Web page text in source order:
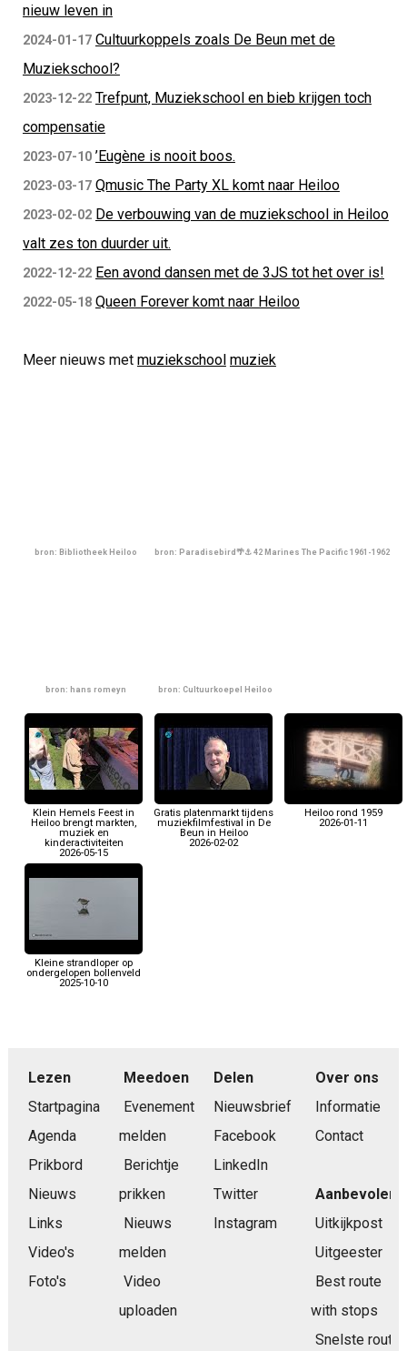
nieuw leven in
2024-01-17 Cultuurkoppels zoals De Beun met de
Muziekschool?
2023-12-22 Trefpunt, Muziekschool en bieb krijgen toch
compensatie
2023-07-10 ’Eugène is nooit boos.
2023-03-17 Qmusic The Party XL komt naar Heiloo
2023-02-02 De verbouwing van de muziekschool in Heiloo
valt zes ton duurder uit.
2022-12-22 Een avond dansen met de 3JS tot het over is!
2022-05-18 Queen Forever komt naar Heiloo
Meer nieuws met muziekschool muziek
bron: Bibliotheek Heiloo bron: Paradisebird🌴⚓️ 42 Marines The Pacific 1961-1962
bron: hans romeyn bron: Cultuurkoepel Heiloo
Klein Hemels Feest in
Heiloo brengt markten,
muziek en
kinderactiviteiten
2026-05-15
Gratis platenmarkt tijdens
muziekfilmfestival in De
Beun in Heiloo
2026-02-02
Heiloo rond 1959
2026-01-11
Kleine strandloper op
ondergelopen bollenveld
2025-10-10
Lezen
Startpagina
Agenda
Prikbord
Nieuws
Links
Video's
Foto's
Meedoen
Evenement
melden
Berichtje
prikken
Nieuws
melden
Video
uploaden
Delen
Nieuwsbrief
Facebook
LinkedIn
Twitter
Instagram
Over ons
Informatie
Contact
Aanbevolen
Uitkijkpost
Uitgeester
Best route
with stops
Snelste route